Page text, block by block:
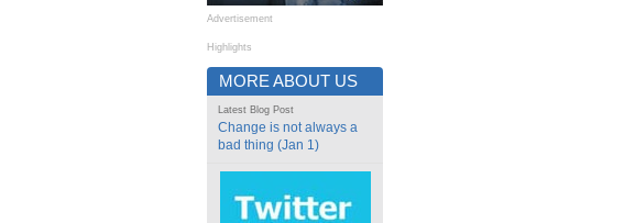
Advertisement
Highlights
MORE ABOUT US
Latest Blog Post
Change is not always a
bad thing (Jan 1)